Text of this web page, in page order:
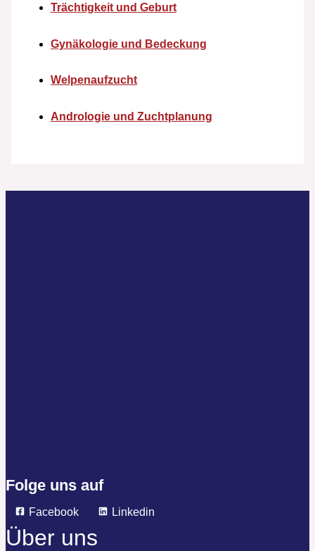
Trächtigkeit und Geburt
Gynäkologie und Bedeckung
Welpenaufzucht
Andrologie und Zuchtplanung
Folge uns auf
Facebook Linkedin
Über uns